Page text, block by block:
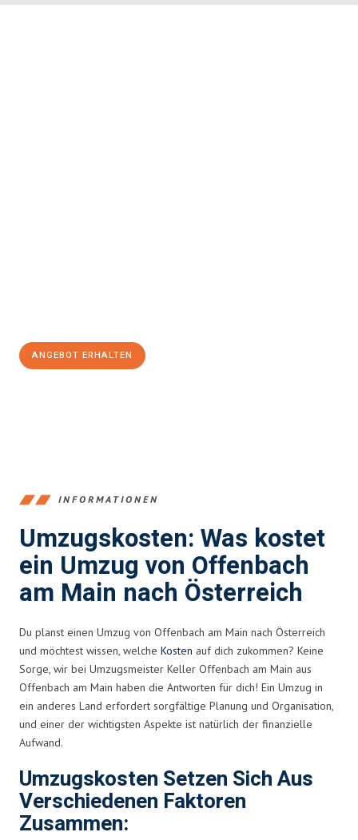
ANGEBOT ERHALTEN
INFORMATIONEN
Umzugskosten: Was kostet
ein Umzug von Offenbach
am Main nach Österreich
Du planst einen Umzug von Offenbach am Main nach Österreich
und möchtest wissen, welche Kosten auf dich zukommen? Keine
Sorge, wir bei Umzugsmeister Keller Offenbach am Main aus
Offenbach am Main haben die Antworten für dich! Ein Umzug in
ein anderes Land erfordert sorgfältige Planung und Organisation,
und einer der wichtigsten Aspekte ist natürlich der finanzielle
Aufwand.
Umzugskosten Setzen Sich Aus
Verschiedenen Faktoren
Zusammen: